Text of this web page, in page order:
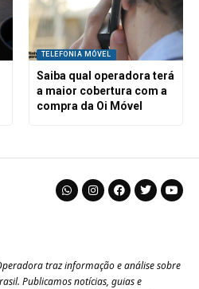
TELEFONIA MÓVEL
Saiba qual operadora terá
a maior cobertura com a
compra da Oi Móvel
traz informação e análise sobre
Publicamos notícias, guias e